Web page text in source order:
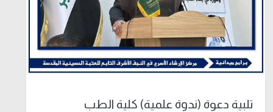
تلبية دعوة (ندوة علمية) كلية الطب